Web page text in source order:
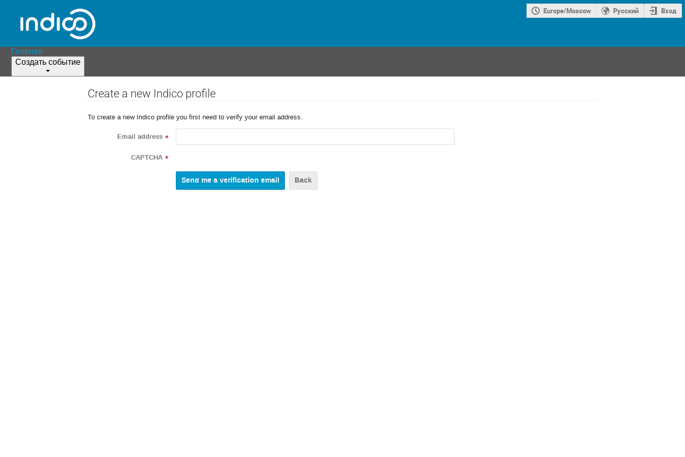
Europe/Moscow Русский Вход
Главная
Создать событие
Create a new Indico profile
To create a new Indico profile you first need to verify your email address.
Email address *
CAPTCHA *
Back